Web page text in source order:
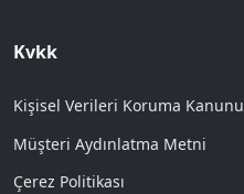
Kvkk
Kişisel Verileri Koruma Kanunu
Müşteri Aydınlatma Metni
Çerez Politikası